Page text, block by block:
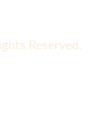
Reserved.